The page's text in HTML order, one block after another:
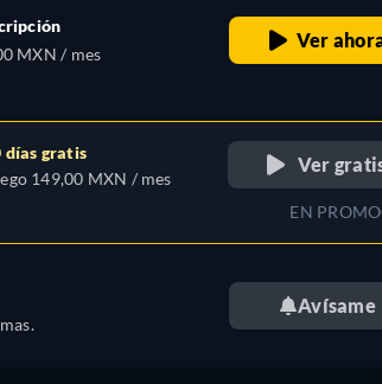
MXN / mes
Ver
días gratis
149,00 MXN / mes
Ver
EN
Avísame